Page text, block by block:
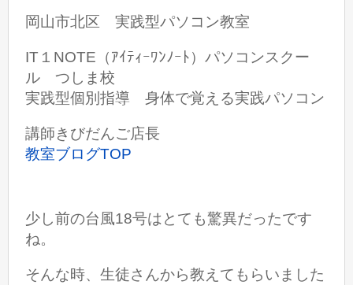
岡山市北区 実践型パソコン教室
IT１NOTE（ｱｲﾃｨｰﾜﾝﾉｰﾄ）パソコンスクー
ル つしま校
実践型個別指導 身体で覚える実践パソコン
講師きびだんご店長
教室ブログTOP
少し前の台風18号はとても驚異だったです
ね。
そんな時、生徒さんから教えてもらいました